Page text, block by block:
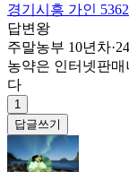
경기시흥 가인 5362
답변왕
주말농부 10년차·
농약은 인터넷판
다
1
답글쓰기